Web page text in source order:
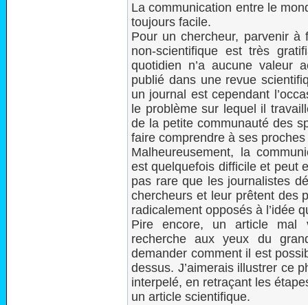
La communication entre le
toujours facile.
Pour un chercheur, parvenir
non-scientifique est très
quotidien n’a aucune valeur
publié dans une revue
un journal est cependant
le problème sur lequel il
de la petite communauté des
faire comprendre à ses
Malheureusement, la
est quelquefois difficile et peut
pas rare que les journalistes
chercheurs et leur prêtent des
radicalement opposés à l’idée
Pire encore, un article mal
recherche aux yeux du
demander comment il est
dessus. J’aimerais illustrer ce
interpelé, en retraçant les
un article scientifique.